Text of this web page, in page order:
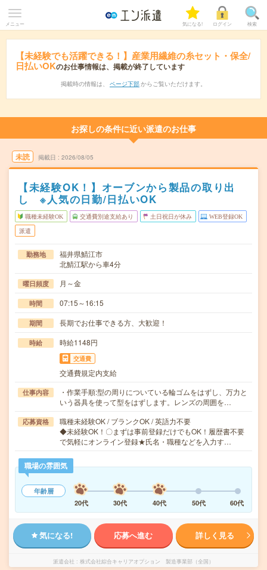
メニュー 気になる! ログイン 検索
【未経験でも活躍できる！】産業用繊維の糸セット・保全/
日払いOKのお仕事情報は、掲載が終了しています
掲載時の情報は、 ページ下部 からご覧いただけます。
お探しの条件に近い派遣のお仕事
未読 掲載日 2026/08/05
【未経験OK！】オーブンから製品の取り出
し ※人気の日勤/日払いOK
職種未経験OK 交通費別途支給あり 土日祝日が休み WEB登録OK
派遣
勤務地
福井県鯖江市
北鯖江駅から車4分
曜日頻度 月～金
時間 07:15～16:15
期間 長期でお仕事できる方、大歓迎！
時給 時給1148円
交通費
交通費規定内支給
仕事内容
・作業手順:型の周りについている輪ゴムをはずし、万力と
いう器具を使って型をはずします。レンズの周囲を…
応募資格
職種未経験OK / ブランクOK / 英語力不要
◆未経験OK！〇まずは事前登録だけでもOK！履歴書不要
で気軽にオンライン登録★氏名・職種などを入力す…
職場の雰囲気
年齢層
20代
30代 40代 50代 60代
気になる! 応募へ進む 詳しく見る
派遣会社 株式会社綜合キャリアオプション 製造事業部（全国）